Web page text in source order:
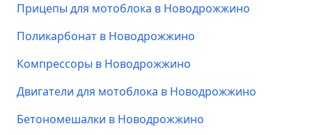
Прицепы для мотоблока в Новодрожжино
Поликарбонат в Новодрожжино
Компрессоры в Новодрожжино
Двигатели для мотоблока в Новодрожжино
Бетономешалки в Новодрожжино